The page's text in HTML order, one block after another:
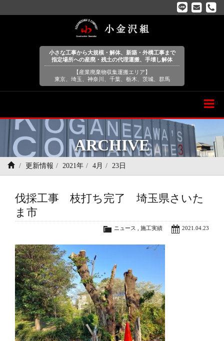
小さな工事から大規模・解体、新築・外構工事まで
指定場所への産廃・残土の代理運搬、手壊し解体
【産業廃棄物収集運搬エリア】
東京、埼玉、神奈川、千葉、栃木、茨城、群馬
Menu
ARCHIVE
更新情報 2021年 4月 23日
伐採工事 枝打ち完了 埼玉県さいた
ま市
2021.04.23
ニュース 施工実績